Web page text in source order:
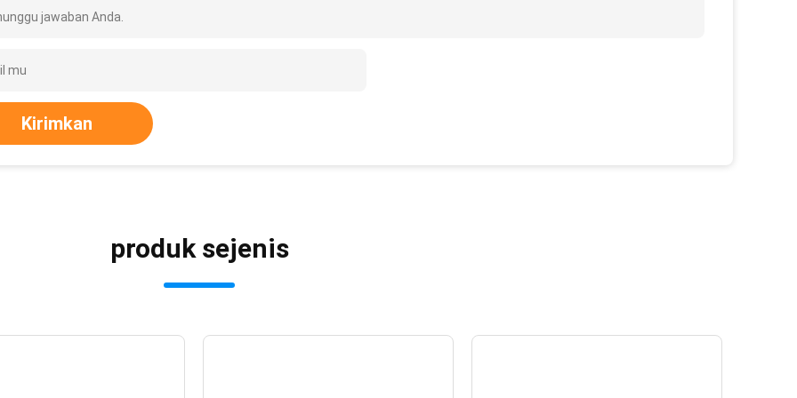
jawaban Anda.
Kirimkan
produk sejenis